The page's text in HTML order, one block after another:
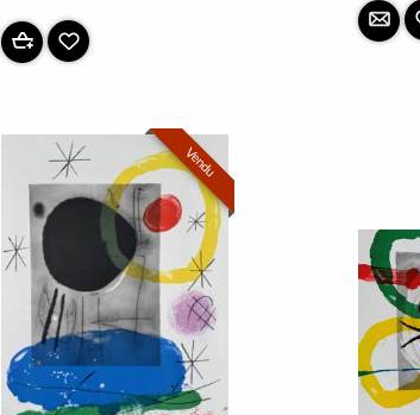
Vendu